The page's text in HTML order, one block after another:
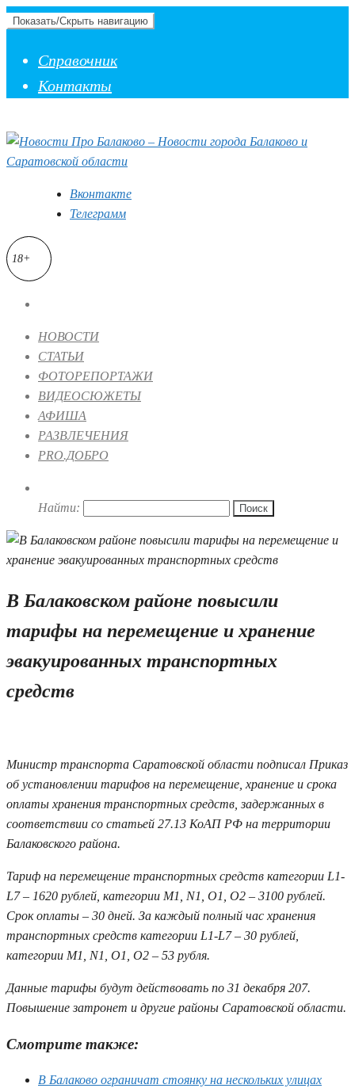
Показать/Скрыть навигацию
Справочник
Контакты
Вконтакте
Телеграмм
18+
НОВОСТИ
СТАТЬИ
ФОТОРЕПОРТАЖИ
ВИДЕОСЮЖЕТЫ
АФИША
РАЗВЛЕЧЕНИЯ
PRO.ДОБРО
Найти:
В Балаковском районе повысили
тарифы на перемещение и хранение
эвакуированных транспортных
средств
Министр транспорта Саратовской области подписал Приказ
об установлении тарифов на перемещение, хранение и срока
оплаты хранения транспортных средств, задержанных в
соответствии со статьей 27.13 КоАП РФ на территории
Балаковского района.
Тариф на перемещение транспортных средств категории L1-
L7 – 1620 рублей, категории M1, N1, O1, O2 – 3100 рублей.
Срок оплаты – 30 дней. За каждый полный час хранения
транспортных средств категории L1-L7 – 30 рублей,
категории M1, N1, O1, O2 – 53 рубля.
Данные тарифы будут действовать по 31 декабря 207.
Повышение затронет и другие районы Саратовской области.
Смотрите также:
В Балаково ограничат стоянку на нескольких улицах